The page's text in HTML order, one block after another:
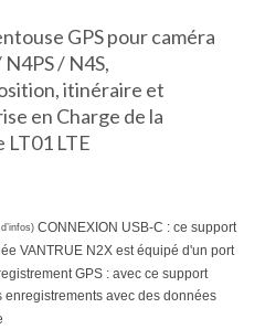
GPS pour caméra
/ N4S,
itinéraire et
en Charge de la
LT01 LTE
) CONNEXION USB-C : ce support
VANTRUE N2X est équipé d'un port
GPS : avec ce support
avec des données